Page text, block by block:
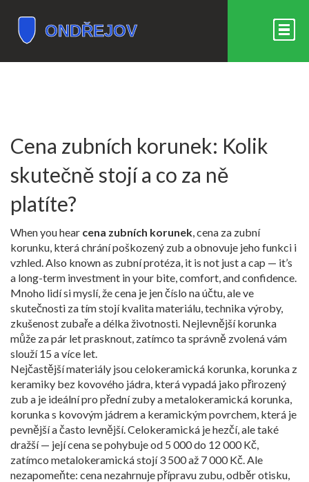
Cena zubních korunek: Kolik
skutečně stojí a co za ně
platíte?
When you hear cena zubních korunek,cena za zubní
korunku, která chrání poškozený zub a obnovuje jeho funkci i
vzhled. Also known as zubní protéza, it is not just a cap — it’s
a long-term investment in your bite, comfort, and confidence.
Mnoho lidí si myslí, že cena je jen číslo na účtu, ale ve
skutečnosti za tím stojí kvalita materiálu, technika výroby,
zkušenost zubaře a délka životnosti. Nejlevnější korunka
může za pár let prasknout, zatímco ta správně zvolená vám
slouží 15 a více let.
Nejčastější materiály jsoucelokeramická korunka, korunka z
keramiky bez kovového jádra, která vypadá jako přirozený
zub a je ideální pro přední zubyametalokeramická korunka,
korunka s kovovým jádrem a keramickým povrchem, která je
pevnější a často levnější. Celokeramická je hezčí, ale také
dražší — její cena se pohybuje od 5 000 do 12 000 Kč,
zatímco metalokeramická stojí 3 500 až 7 000 Kč. Ale
nezapomeňte: cena nezahrnuje přípravu zubu, odběr otisku,